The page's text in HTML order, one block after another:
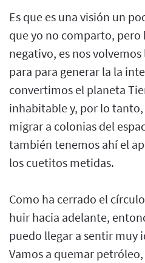
Es que es una visión un
que yo no comparto, pero
negativo, es nos
para para generar la la
convertimos el planeta
inhabitable y, por lo
migrar a colonias del
también tenemos ahí el
los cuetitos metidas.
Como ha cerrado el
huir hacia adelante,
puedo llegar a sentir muy
Vamos a quemar